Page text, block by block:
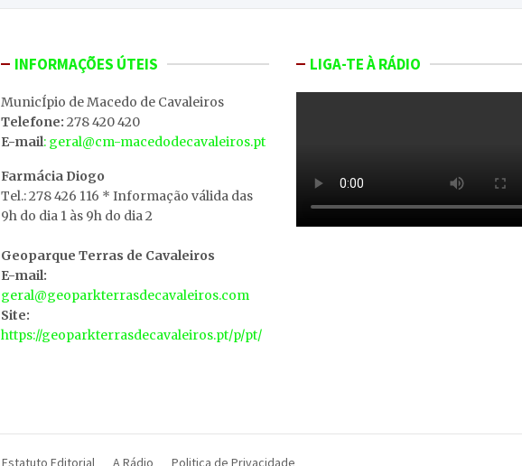
INFORMAÇÕES ÚTEIS
MunicÍpio de Macedo de Cavaleiros
Telefone: 278 420 420
E-mail: geral@cm-macedodecavaleiros.pt
Farmácia Diogo
Tel.: 278 426 116 * Informação válida das
9h do dia 1 às 9h do dia 2
Geoparque Terras de Cavaleiros
E-mail:
geral@geoparkterrasdecavaleiros.com
Site:
https://geoparkterrasdecavaleiros.pt/p/pt/
LIGA-TE À RÁDIO
Estatuto Editorial A Rádio Politica de Privacidade